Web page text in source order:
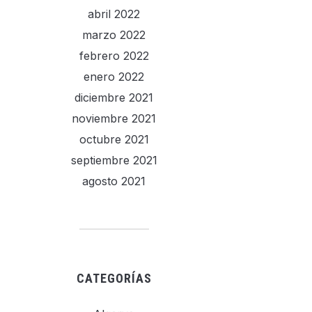
abril 2022
marzo 2022
febrero 2022
enero 2022
diciembre 2021
noviembre 2021
octubre 2021
septiembre 2021
agosto 2021
CATEGORÍAS